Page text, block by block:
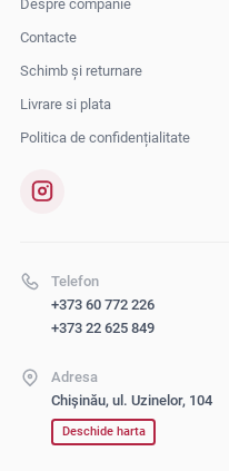
Telefon
+373 60 772 226
+373 22 625 849
Adresa
Chișinău, ul. Uzinelor, 104
Deschide harta
Despre companie
Contacte
Schimb și returnare
Livrare si plata
Politica de confidențialitate